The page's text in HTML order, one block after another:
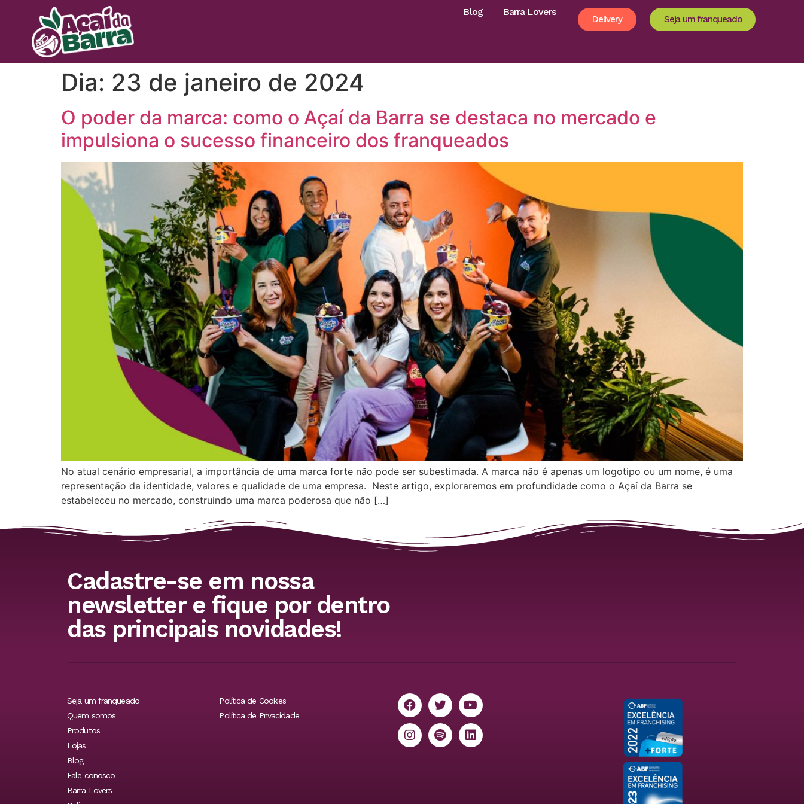
Blog Barra Lovers
Delivery Seja um franqueado
Dia: 23 de janeiro de 2024
O poder da marca: como o Açaí da Barra se destaca no mercado e
impulsiona o sucesso financeiro dos franqueados
No atual cenário empresarial, a importância de uma marca forte não pode ser subestimada. A marca não é apenas um logotipo ou um nome, é uma
representação da identidade, valores e qualidade de uma empresa. Neste artigo, exploraremos em profundidade como o Açaí da Barra se
estabeleceu no mercado, construindo uma marca poderosa que não […]
Cadastre-se em nossa
newsletter e fique por dentro
das principais novidades!
Seja um franqueado
Quem somos
Produtos
Lojas
Blog
Fale conosco
Barra Lovers
Política de Cookies
Política de Privacidade